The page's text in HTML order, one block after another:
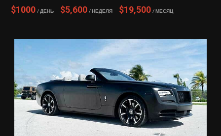
$1000 / День $5,600 / Неделя $19,500 / Месяц